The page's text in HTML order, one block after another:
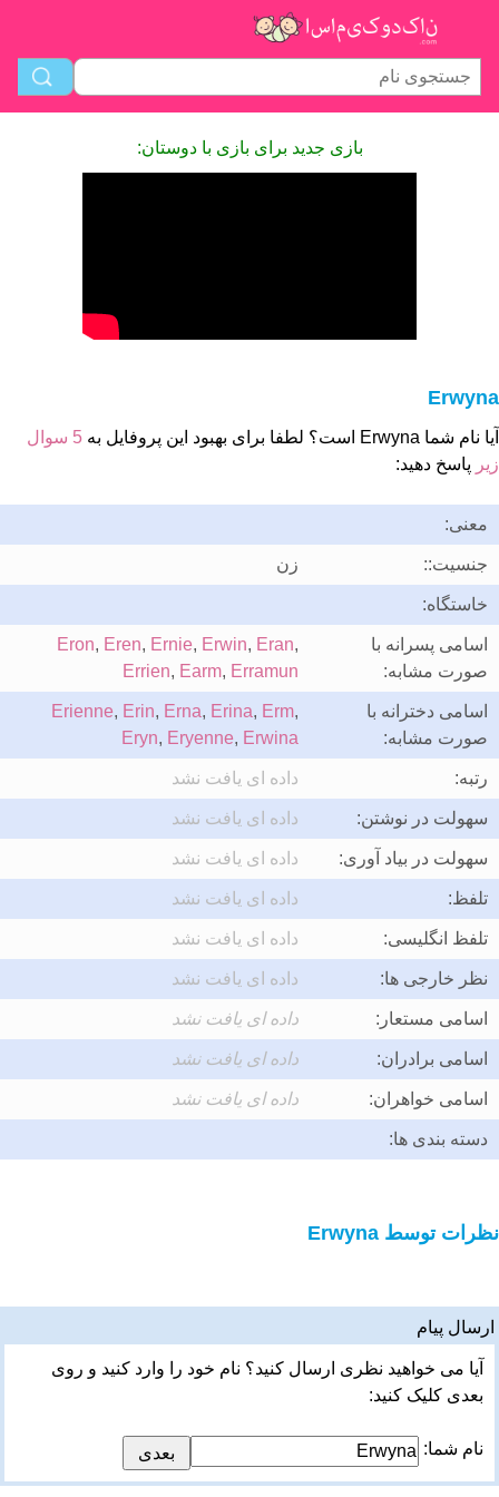
بازی جدید برای بازی با دوستان:
Erwyna
آیا نام شما Erwyna است؟ لطفا برای بهبود این پروفایل به
5 سوال
زیر پاسخ دهید:
معنی:
جنسیت:: زن
خاستگاه:
اسامی پسرانه با
صورت مشابه:
Eron, Eren, Ernie, Erwin, Eran,
Errien, Earm, Erramun
اسامی دخترانه با
صورت مشابه:
Erienne, Erin, Erna, Erina, Erm,
Eryn, Eryenne, Erwina
رتبه: داده ای یافت نشد
سهولت در نوشتن: داده ای یافت نشد
سهولت در بیاد آوری: داده ای یافت نشد
تلفظ: داده ای یافت نشد
تلفظ انگلیسی: داده ای یافت نشد
نظر خارجی ها: داده ای یافت نشد
اسامی مستعار: داده ای یافت نشد
اسامی برادران: داده ای یافت نشد
اسامی خواهران: داده ای یافت نشد
دسته بندی ها:
نظرات توسط Erwyna
ارسال پیام
آیا می خواهید نظری ارسال کنید؟ نام خود را وارد کنید و روی
بعدی کلیک کنید:
نام شما: